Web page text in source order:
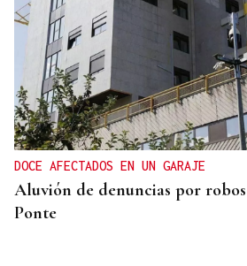
DOCE AFECTADOS EN UN GARAJE
Aluvión de denuncias por
Ponte